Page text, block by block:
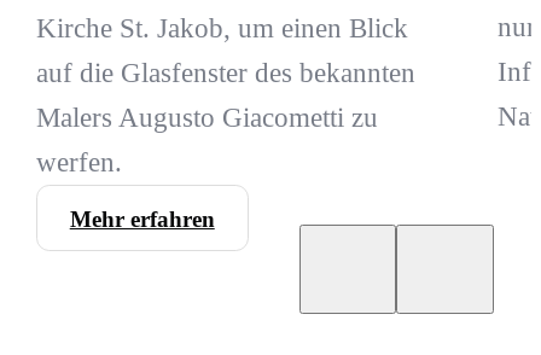
Kirche St. Jakob, um einen Blick
auf die Glasfenster des bekannten
Malers Augusto Giacometti zu
werfen.
Mehr erfahren
nur